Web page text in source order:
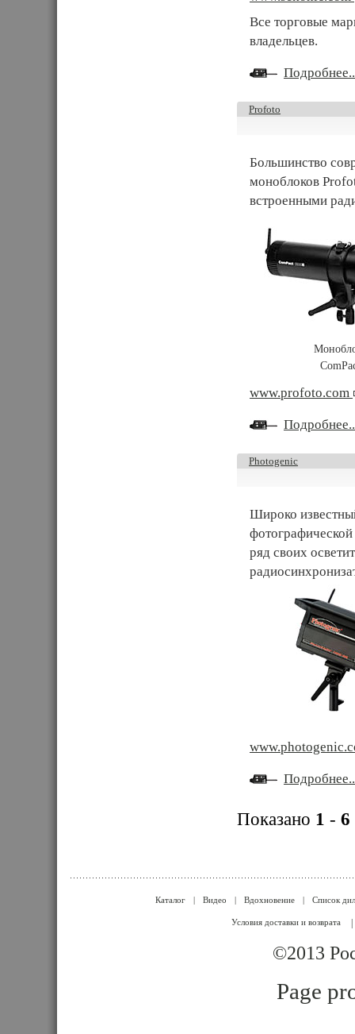
Все торговые
владельцев.
Profoto
Большинство
моноблоков
встроенными
www.profoto.com
Photogenic
Широко
ряд своих
Показано 1 - 6
Каталог | Видео | Вдохновение | Список
Условия доставки и возврата
©2013
Page